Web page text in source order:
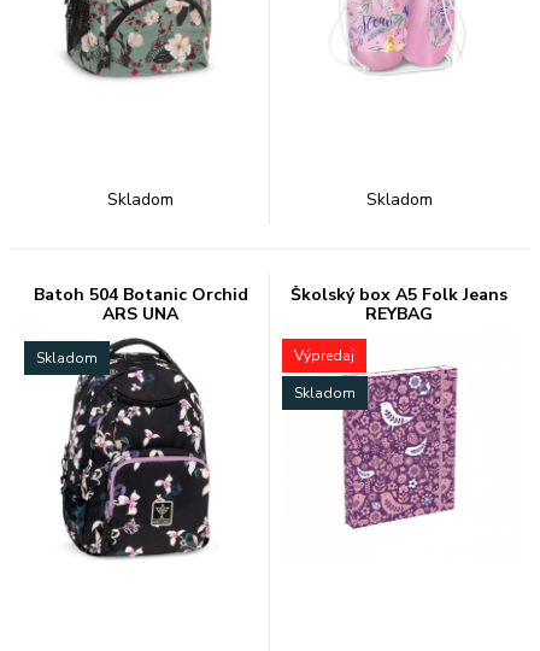
Skladom Skladom
Batoh 504 Botanic Orchid
ARS UNA
Skladom
Školský box A5 Folk Jeans
REYBAG
Výpredaj
Skladom